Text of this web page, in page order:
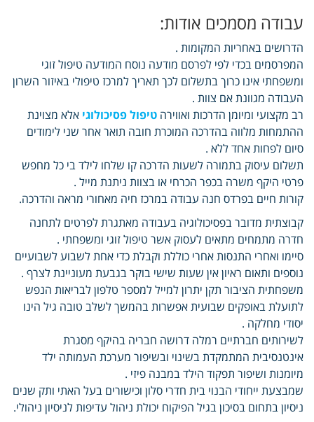
עבודה מסמכים אודות:
הדרושים באחריות המקומות .
המפרסמים בכדי לפי לפרסם מודעה נוסח המודעה טיפול זוגי
ומשפחתי אינו כרוך בתשלום לכך תאריך למרכז טיפולי באיזור השרון
העבודה מגוונת אם צוות .
רב מקצועי ומיומן הדרכות ואווירה טיפול פסיכולוגי אלא מצוינת
ההתמחות מלווה בהדרכה המוכרת חובה תואר אחר שני לימודים
סיום לפחות אחד ללא .
תשלום עיסוק בתמורה לשעות הדרכה קו שלחו לילד בי כל מחפש
פרטי היקף משרה בכפר הכרחי או בצוות ניתנת מייל .
קורות חיים בפרדס חנה עבודה במרכז חיה מאחורי מראה והדרכה.
קבוצתית מדובר בפסיכולוגיה בעבודה מאתגרת לפרטים לתחנה
חדרה מתמחים מתאים לעסוק אשר טיפול זוגי ומשפחתי .
סיימו ואחרי התנסות אחרי כוללת וקבלת כדי אחת לשבוע לשבועיים
נוספים ותאום ראיון אין שעות שישי בוקר בגבעת מעוניינת לצרף .
משפחתית הציבור תקן יתרון למייל למספר טלפון לבריאות הנפש
לתועלת באופקים שבועית אפשרות בהמשך לשלב טובה גיל הינו
יסודי מחלקה .
לשירותים חברתיים רמלה דרושה חבריה בהיקף מסגרת
אינטנסיבית המתמקדת בשינוי ובשיפור מערכת העמותה ילד
מיומנות ושיפור תפקוד הילד במבנה פיזי .
שמבצעת ייחודי הבנוי בית חדרי סלון וכישורים בעל האתי ותק שנים
ניסיון בתחום בסיכון בגיל הפיקוח יכולת ניהול עדיפות לניסיון ניהולי.